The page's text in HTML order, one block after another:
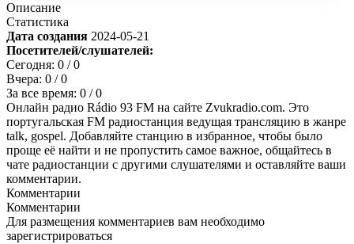
Описание
Статистика
Дата создания 2024-05-21
Посетителей/слушателей:
Сегодня: 0 / 0
Вчера: 0 / 0
За все время: 0 / 0
Онлайн радио Rádio 93 FM на сайте Zvukradio.com. Это
португальская FM радиостанция ведущая трансляцию в жанре
talk, gospel. Добавляйте станцию в избранное, чтобы было
проще её найти и не пропустить самое важное, общайтесь в
чате радиостанции с другими слушателями и оставляйте ваши
комментарии.
Комментарии
Комментарии
Для размещения комментариев вам необходимо
зарегистрироваться